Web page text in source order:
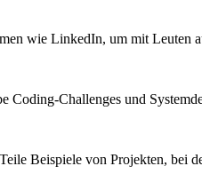
wie LinkedIn, um mit Leuten
Coding-Challenges und
Beispiele von Projekten, bei